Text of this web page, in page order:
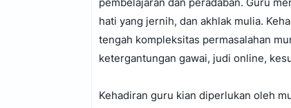
hati yang jernih, dan akhlak mulia.
tengah kompleksitas permasalahan
ketergantungan gawai, judi online,
Kehadiran guru kian diperlukan oleh